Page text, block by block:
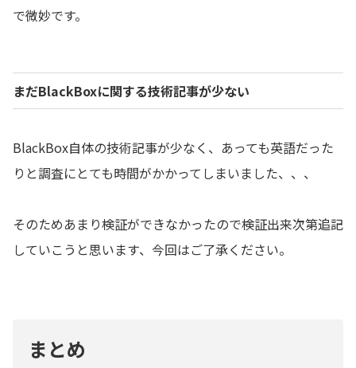
で微妙です。
まだBlackBoxに関する技術記事が少ない
BlackBox自体の技術記事が少なく、あっても英語だった
りと調査にとても時間がかかってしまいました、、、
そのためあまり検証ができなかったので検証出来次第追記
していこうと思います、今回はご了承ください。
まとめ